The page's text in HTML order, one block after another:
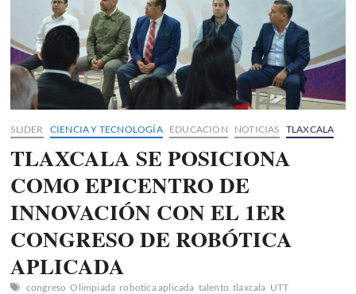
SLIDER CIENCIA Y TECNOLOGÍA EDUCACION NOTICIAS TLAXCALA
TLAXCALA SE POSICIONA
COMO EPICENTRO DE
INNOVACIÓN CON EL 1ER
CONGRESO DE ROBÓTICA
APLICADA
congreso Olimpiada robotica aplicada talento tlaxcala UTT